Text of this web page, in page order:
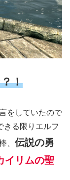
！
をしていたので
きる限りエルフ
、 伝説の勇
イリムの聖